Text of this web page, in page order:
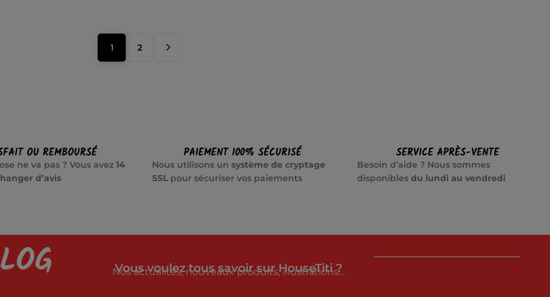
1 2
OU REMBOURSÉ
ne va pas ? Vous avez 14
d’avis
PAIEMENT 100% SÉCURISÉ
Nous utilisons un système de cryptage
SSL pour sécuriser vos paiements
SERVICE APRÈS-VENTE
Besoin d’aide ? Nous sommes
disponibles du lundi au vendredi
Vous voulez tous savoir sur HouseTiti ?
Nos actualités, nouveaux produits, illustrations…